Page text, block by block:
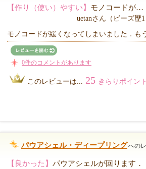
【作り（使い）やすい】 モノコードが…
uetanさん（ビーズ歴1
モノコードが緩くなってしまいました．も
0件のコメントがあります
このレビューは... 25 きらりポイント
パウアシェル・ディープリングへの
【良かった】 パウアシェルが回ります．